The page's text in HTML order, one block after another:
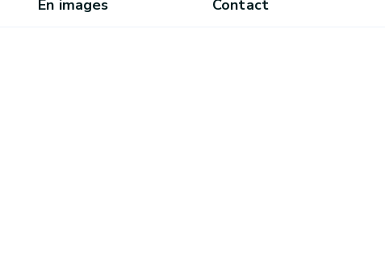
En images Contact